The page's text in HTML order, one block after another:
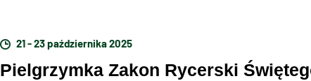
21 - 23 października 2025
Pielgrzymka Zakon Rycerski